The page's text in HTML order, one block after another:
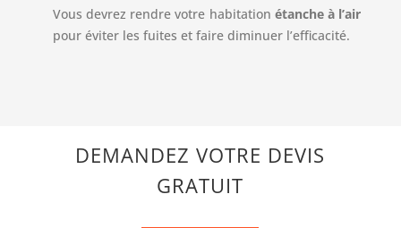
Vous devrez rendre votre habitation étanche à l’air
pour éviter les fuites et faire diminuer l’efficacité.
DEMANDEZ VOTRE DEVIS
GRATUIT